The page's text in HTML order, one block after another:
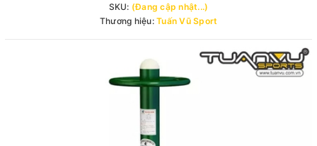
SKU: (Đang cập nhật...)
Thương hiệu: Tuấn Vũ Sport